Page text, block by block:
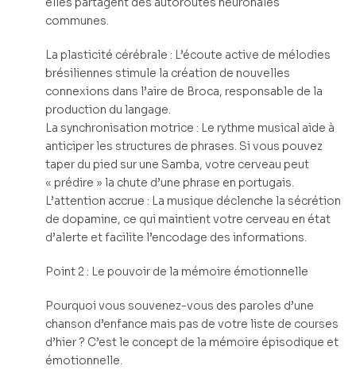
communes.
La plasticité cérébrale : L’écoute active de mélodies
brésiliennes stimule la création de nouvelles
connexions dans l’aire de Broca, responsable de la
production du langage.
La synchronisation motrice : Le rythme musical aide à
anticiper les structures de phrases. Si vous pouvez
taper du pied sur une Samba, votre cerveau peut
« prédire » la chute d’une phrase en portugais.
L’attention accrue : La musique déclenche la sécrétion
de dopamine, ce qui maintient votre cerveau en état
d’alerte et facilite l’encodage des informations.
Point 2 : Le pouvoir de la mémoire émotionnelle
Pourquoi vous souvenez-vous des paroles d’une
chanson d’enfance mais pas de votre liste de courses
d’hier ? C’est le concept de la mémoire épisodique et
émotionnelle.